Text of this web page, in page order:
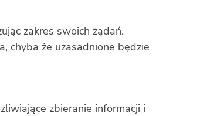
zakres swoich żądań.
chyba że uzasadnione będzie
zbieranie informacji i